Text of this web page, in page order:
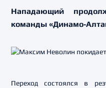
Нападающий
команды
Переход состоялся в